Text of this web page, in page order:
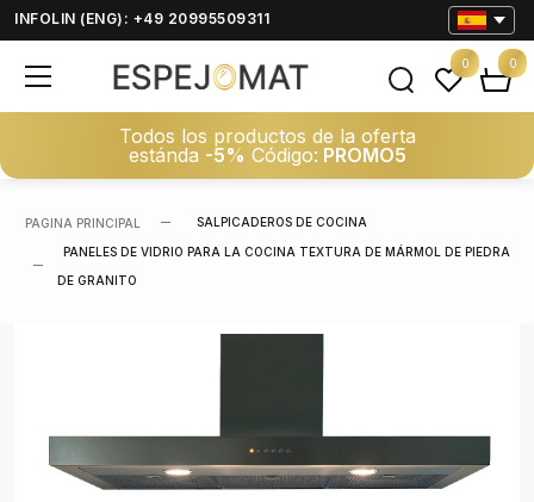
INFOLIN (ENG): +49 20995509311
Todos los productos de la oferta
estánda -5% Código: PROMO5
0 0
PAGINA PRINCIPAL SALPICADEROS DE COCINA
PANELES DE VIDRIO PARA LA COCINA TEXTURA DE MÁRMOL DE PIEDRA
DE GRANITO